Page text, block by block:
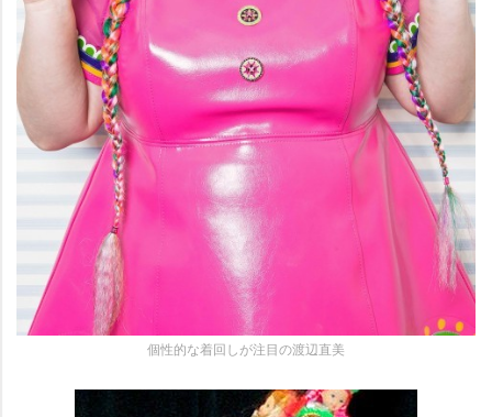
個性的な着回しが注目の渡辺直美